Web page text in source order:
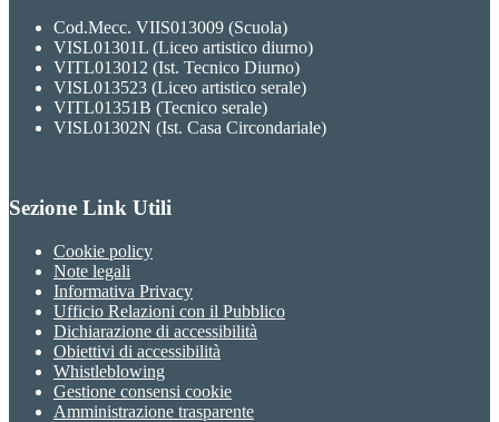
Cod.Mecc. VIIS013009 (Scuola)
VISL01301L (Liceo artistico diurno)
VITL013012 (Ist. Tecnico Diurno)
VISL013523 (Liceo artistico serale)
VITL01351B (Tecnico serale)
VISL01302N (Ist. Casa Circondariale)
Sezione Link Utili
Cookie policy
Note legali
Informativa Privacy
Ufficio Relazioni con il Pubblico
Dichiarazione di accessibilità
Obiettivi di accessibilità
Whistleblowing
Gestione consensi cookie
Amministrazione trasparente